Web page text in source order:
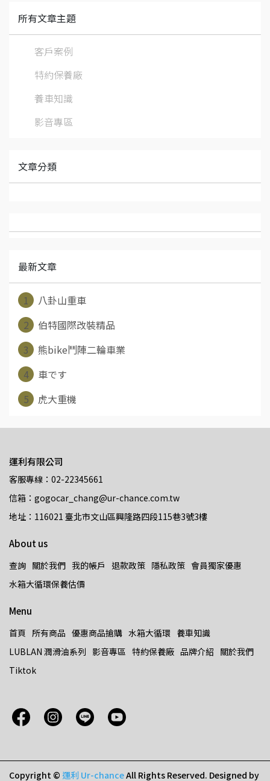
所有文章主題
客戶案例
特約保養廠
養車知識
影音專區
文章分類
最新文章
1
八卦山重車
2
伯特國際改裝精品
3
熊bike鬥陣二輪車業
4
車です
5
虎大重機
運利有限公司
客服專線：02-22345661
信箱：gogocar_chang@ur-chance.com.tw
地址：116021 臺北市文山區興隆路四段115巷3號3樓
About us
查詢 關於我們 我的帳戶 退款政策 隱私政策 會員獨家優惠
水箱大循環保養估價
Menu
首頁 所有商品 優惠商品搶購 水箱大循環 養車知識
LUBLAN 潤滑油系列 影音專區 特約保養廠 品牌介紹 關於我們
Tiktok
Copyright © 運利 Ur-chanceAll Rights Reserved. Designed by